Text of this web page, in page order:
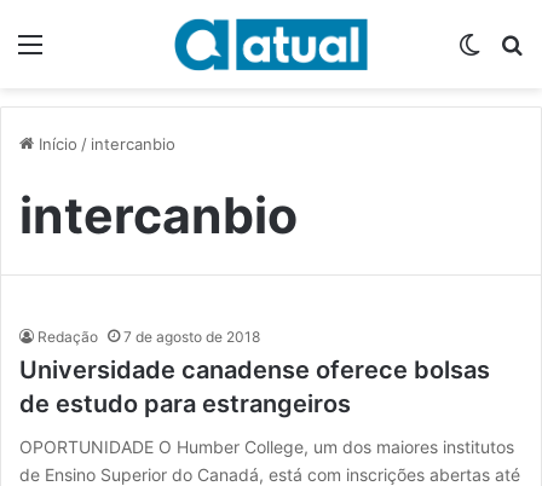
Início / intercanbio
intercanbio
Redação 7 de agosto de 2018
Universidade canadense oferece bolsas
de estudo para estrangeiros
OPORTUNIDADE O Humber College, um dos maiores institutos
de Ensino Superior do Canadá, está com inscrições abertas até